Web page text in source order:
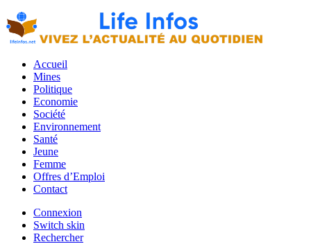
Accueil
Mines
Politique
Economie
Société
Environnement
Santé
Jeune
Femme
Offres d’Emploi
Contact
Connexion
Switch skin
Rechercher